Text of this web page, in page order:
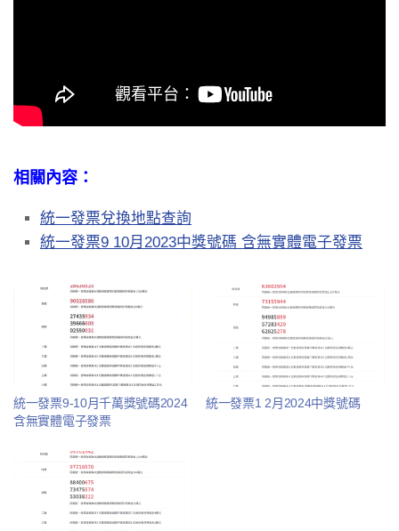
相關內容：
統一發票兌換地點查詢
統一發票9 10月2023中獎號碼 含無實體電子發票
統一發票9-10月千萬獎號碼2024
含無實體電子發票
統一發票1 2月2024中獎號碼